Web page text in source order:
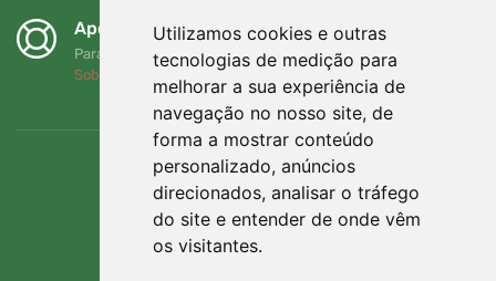
Utilizamos cookies e outras
tecnologias de medição para
melhorar a sua experiência de
navegação no nosso site, de
forma a mostrar conteúdo
personalizado, anúncios
direcionados, analisar o tráfego
do site e entender de onde vêm
os visitantes.
Apoiamos a Trees.org
Para cada encomenda plantamos uma árvore! Leia mais
Sobre nós